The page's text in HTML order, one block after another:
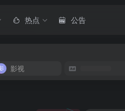
热点 公告
影视